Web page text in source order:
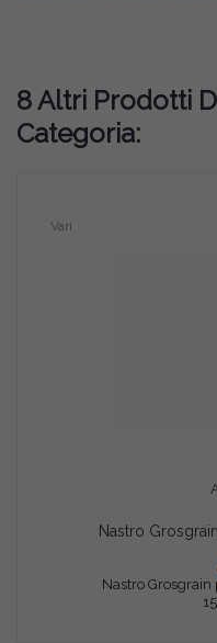
8 Altri Prodotti
Categoria:
Vari
Nastro
Nastro